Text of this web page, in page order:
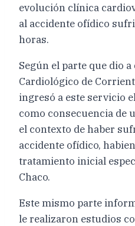
evolución clínica
al accidente ofídico
horas.
Según el parte que dio
Cardiológico de
ingresó a este servicio
como consecuencia de
el contexto de haber
accidente ofídico,
tratamiento inicial
Chaco.
Este mismo parte
le realizaron estudios